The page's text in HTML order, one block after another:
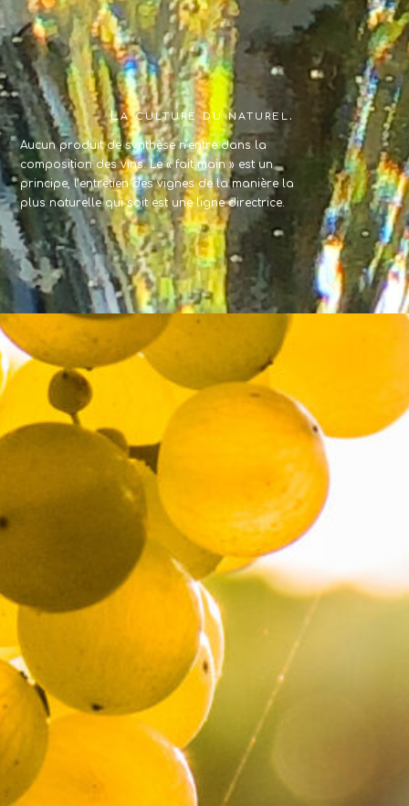
La culture du naturel.
Aucun produit de synthèse n’entre dans la
composition des vins. Le « fait main » est un
principe, l’entretien des vignes de la manière la
plus naturelle qui soit est une ligne directrice.